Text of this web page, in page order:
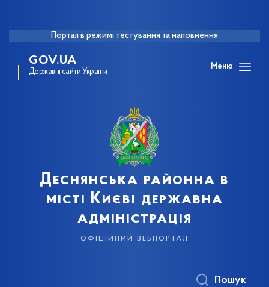
Портал в режимі тестування та наповнення
GOV.UA
Державні сайти України
Меню
Деснянська районна в
місті Києві державна
адміністрація
офіційний вебпортал
Пошук